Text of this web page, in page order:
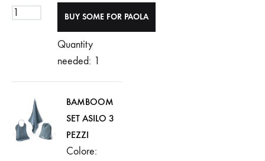
Quantity
needed: 1
BAMBOOM
SET ASILO 3
PEZZI
Colore: